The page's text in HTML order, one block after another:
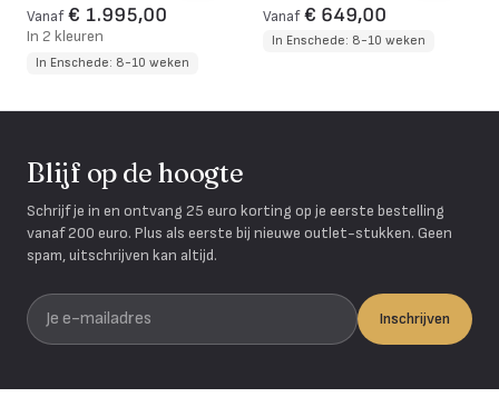
Vanaf € 1.995,00
In 2 kleuren
In Enschede: 8-10 weken
Vanaf € 649,00
In Enschede: 8-10 weken
Blijf op de hoogte
Schrijf je in en ontvang 25 euro korting op je eerste bestelling
vanaf 200 euro. Plus als eerste bij nieuwe outlet-stukken. Geen
spam, uitschrijven kan altijd.
Je e-mailadres
Inschrijven